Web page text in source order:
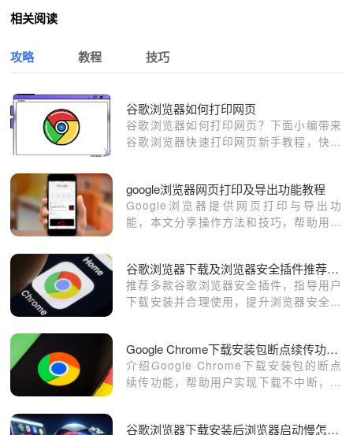
相关阅读
攻略 教程 技巧
谷歌浏览器如何打印网页
谷歌浏览器如何打印网页？下面小编带来
谷歌浏览器快速打印网页新手教程，快来
google浏览器网页打印及导出功能教程
Google浏览器提供网页打印与导出功
能，本文分享操作方法和技巧，帮助用户
谷歌浏览器下载及浏览器安全插件推荐指南
推荐多款谷歌浏览器安全插件，指导用户
下载安装并合理使用，提升浏览器安全防
Google Chrome下载安装包断点续传功能使用方法
介绍Google Chrome下载安装包的断点
续传功能，帮助用户实现下载不中断，提
谷歌浏览器下载安装后浏览器启动慢怎么办